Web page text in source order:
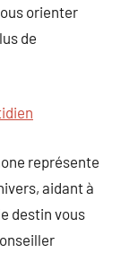
orienter
de
représente
aidant à
destin vous